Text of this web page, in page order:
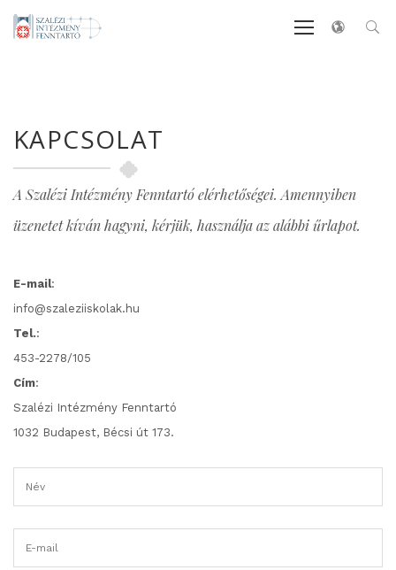
KAPCSOLAT
A Szalézi Intézmény Fenntartó elérhetőségei. Amennyiben
üzenetet kíván hagyni, kérjük, használja az alábbi űrlapot.
E-mail:
info@szaleziiskolak.hu
Tel.:
453-2278/105
Cím:
Szalézi Intézmény Fenntartó
1032 Budapest, Bécsi út 173.